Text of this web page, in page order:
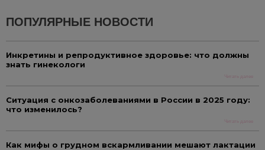
ПОПУЛЯРНЫЕ НОВОСТИ
Инкретины и репродуктивное здоровье: что должны
знать гинекологи
Читать далее
Ситуация с онкозаболеваниями в России в 2025 году:
что изменилось?
Читать далее
Как мифы о грудном вскармливании мешают лактации